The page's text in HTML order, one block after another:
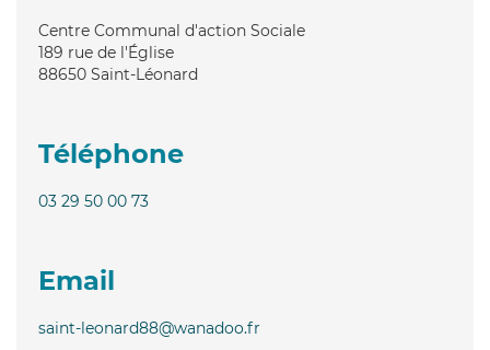
Centre Communal d'action Sociale
189 rue de l'Église
88650 Saint-Léonard
Téléphone
03 29 50 00 73
Email
saint-leonard88@wanadoo.fr